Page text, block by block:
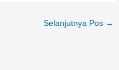
Selanjutnya Pos →